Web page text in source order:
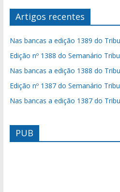
Artigos recentes
Nas bancas a edição 1389 do
Edição nº 1388 do Semanário
Nas bancas a edição 1388 do
Edição nº 1387 do Semanário
Nas bancas a edição 1387 do
PUB